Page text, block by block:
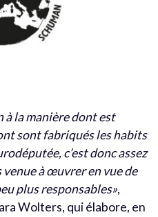
à la manière dont est
sont fabriqués les habits
c’est donc assez
à œuvrer en vue de
plus responsables»,
Wolters, qui élabore, en